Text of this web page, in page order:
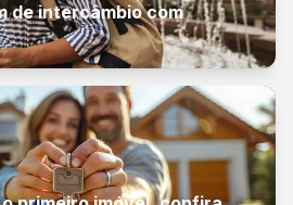
de intercâmbio com